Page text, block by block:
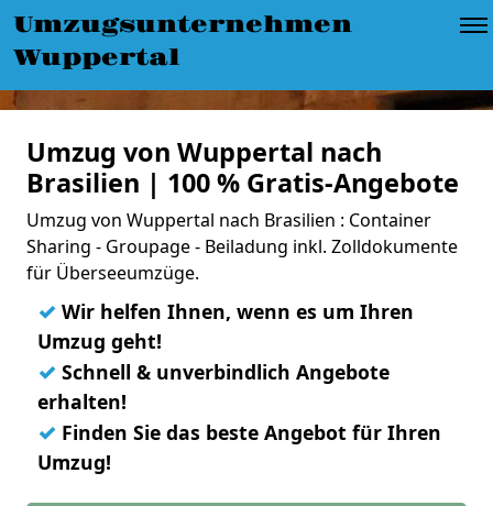
Umzugsunternehmen
Wuppertal
Umzug von Wuppertal nach
Brasilien | 100 % Gratis-Angebote
Umzug von Wuppertal nach Brasilien : Container
Sharing - Groupage - Beiladung inkl. Zolldokumente
für Überseeumzüge.
✓ Wir helfen Ihnen, wenn es um Ihren
Umzug geht!
✓ Schnell & unverbindlich Angebote
erhalten!
✓ Finden Sie das beste Angebot für Ihren
Umzug!